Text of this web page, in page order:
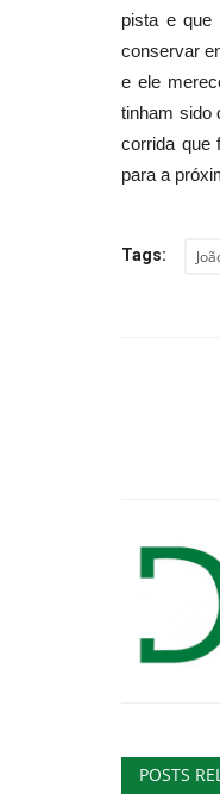
pista e que
conservar
e ele
tinham sido
corrida que
para a
Tags:
POSTS